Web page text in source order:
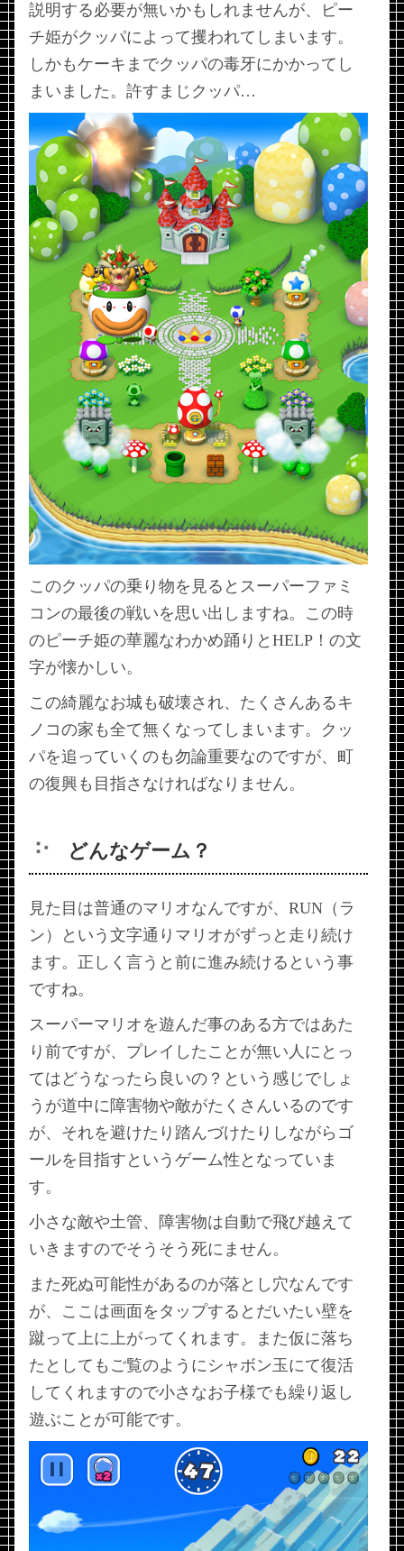
説明する必要が無いかもしれませんが、ピー
チ姫がクッパによって攫われてしまいます。
しかもケーキまでクッパの毒牙にかかってし
まいました。許すまじクッパ…
このクッパの乗り物を見るとスーパーファミ
コンの最後の戦いを思い出しますね。この時
のピーチ姫の華麗なわかめ踊りとHELP！の文
字が懐かしい。
この綺麗なお城も破壊され、たくさんあるキ
ノコの家も全て無くなってしまいます。クッ
パを追っていくのも勿論重要なのですが、町
の復興も目指さなければなりません。
どんなゲーム？
見た目は普通のマリオなんですが、RUN（ラ
ン）という文字通りマリオがずっと走り続け
ます。正しく言うと前に進み続けるという事
ですね。
スーパーマリオを遊んだ事のある方ではあた
り前ですが、プレイしたことが無い人にとっ
てはどうなったら良いの？という感じでしょ
うが道中に障害物や敵がたくさんいるのです
が、それを避けたり踏んづけたりしながらゴ
ールを目指すというゲーム性となっていま
す。
小さな敵や土管、障害物は自動で飛び越えて
いきますのでそうそう死にません。
また死ぬ可能性があるのが落とし穴なんです
が、ここは画面をタップするとだいたい壁を
蹴って上に上がってくれます。また仮に落ち
たとしてもご覧のようにシャボン玉にて復活
してくれますので小さなお子様でも繰り返し
遊ぶことが可能です。